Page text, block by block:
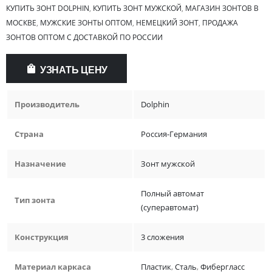
КУПИТЬ ЗОНТ DOLPHIN, КУПИТЬ ЗОНТ МУЖСКОЙ, МАГАЗИН ЗОНТОВ В
МОСКВЕ, МУЖСКИЕ ЗОНТЫ ОПТОМ, НЕМЕЦКИЙ ЗОНТ, ПРОДАЖА
ЗОНТОВ ОПТОМ С ДОСТАВКОЙ ПО РОССИИ
УЗНАТЬ ЦЕНУ
Производитель Dolphin
Страна Россия-Германия
Назначение Зонт мужской
Тип зонта
Полный автомат
(суперавтомат)
Конструкция 3 сложения
Материал каркаса Пластик,Сталь,Фибергласс